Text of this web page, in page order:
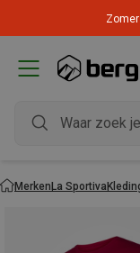
MerkenLa Sportiva